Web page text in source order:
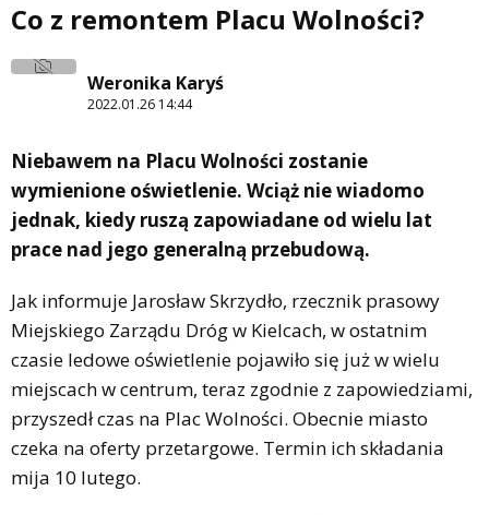
Co z remontem Placu Wolności?
Weronika Karyś
2022.01.26 14:44
Niebawem na Placu Wolności zostanie
wymienione oświetlenie. Wciąż nie wiadomo
jednak, kiedy ruszą zapowiadane od wielu lat
prace nad jego generalną przebudową.
Jak informuje Jarosław Skrzydło, rzecznik prasowy
Miejskiego Zarządu Dróg w Kielcach, w ostatnim
czasie ledowe oświetlenie pojawiło się już w wielu
miejscach w centrum, teraz zgodnie z zapowiedziami,
przyszedł czas na Plac Wolności. Obecnie miasto
czeka na oferty przetargowe. Termin ich składania
mija 10 lutego.